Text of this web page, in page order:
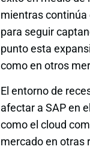
mientras continúa
para seguir
punto esta
como en otros
El entorno de
afectar a SAP en
como el cloud
mercado en otras